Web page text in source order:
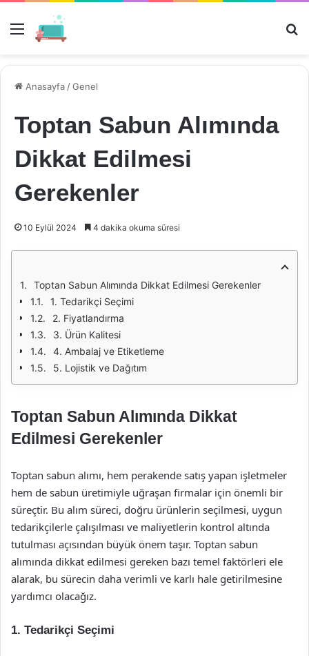
Menü
Anasayfa /Genel
Toptan Sabun Alımında
Dikkat Edilmesi
Gerekenler
10 Eylül 2024 4 dakika okuma süresi
Toptan Sabun Alımında Dikkat Edilmesi Gerekenler
1. Tedarikçi Seçimi
2. Fiyatlandırma
3. Ürün Kalitesi
4. Ambalaj ve Etiketleme
5. Lojistik ve Dağıtım
Toptan Sabun Alımında Dikkat
Edilmesi Gerekenler
Toptan sabun alımı, hem perakende satış yapan işletmeler
hem de sabun üretimiyle uğraşan firmalar için önemli bir
süreçtir. Bu alım süreci, doğru ürünlerin seçilmesi, uygun
tedarikçilerle çalışılması ve maliyetlerin kontrol altında
tutulması açısından büyük önem taşır. Toptan sabun
alımında dikkat edilmesi gereken bazı temel faktörleri ele
alarak, bu sürecin daha verimli ve karlı hale getirilmesine
yardımcı olacağız.
1. Tedarikçi Seçimi